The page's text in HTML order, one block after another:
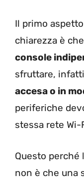
Il primo
chiarezza è
console
sfruttare,
accesa o in
periferiche
stessa rete Wi-
Questo perché
non è che una